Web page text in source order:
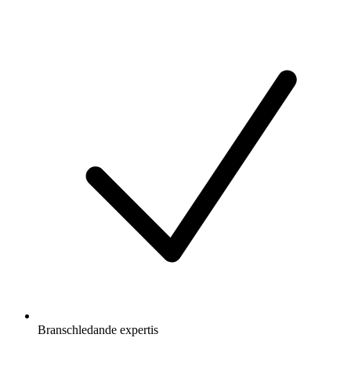
Branschledande expertis